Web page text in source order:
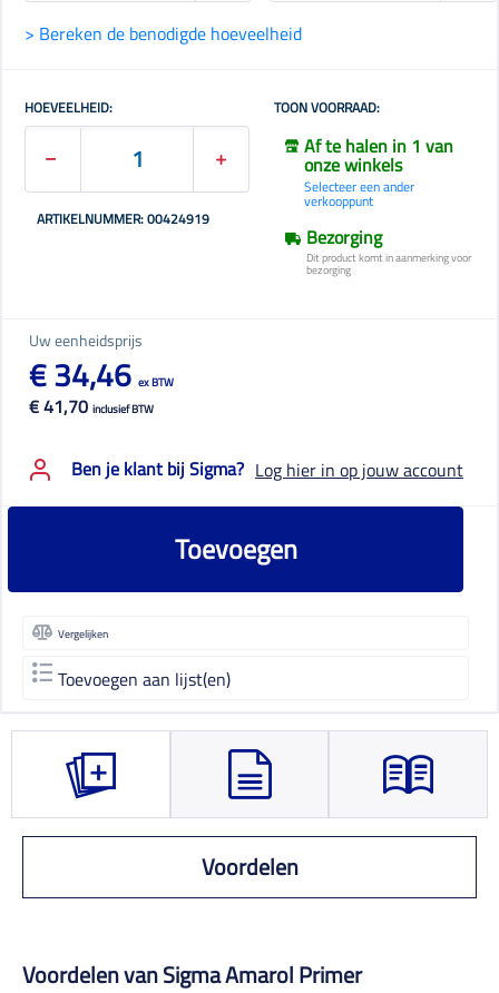
> Bereken de benodigde hoeveelheid
HOEVEELHEID:
ARTIKELNUMMER: 00424919
TOON VOORRAAD:
Af te halen in 1 van
onze winkels
Selecteer een ander
verkooppunt
Bezorging
Dit product komt in aanmerking voor
bezorging
Uw eenheidsprijs
€ 41,70 inclusief BTW
€ 34,46 ex BTW
Ben je klant bij Sigma? Log hier in op jouw account
Toevoegen
Vergelijken
Toevoegen aan lijst(en)
Voordelen
Voordelen van Sigma Amarol Primer